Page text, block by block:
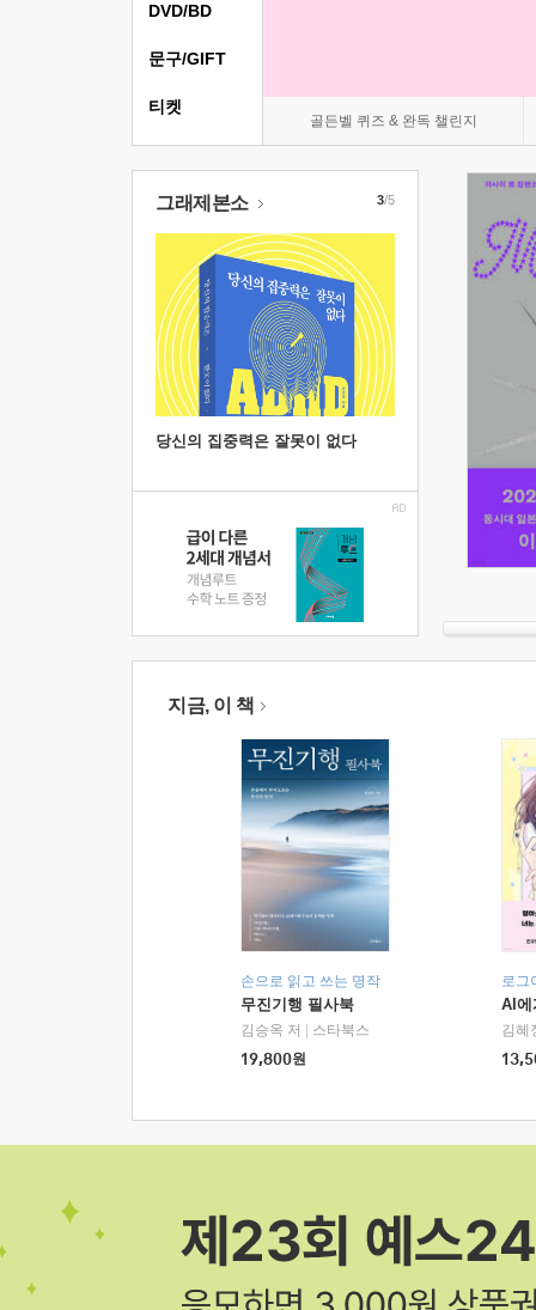
골든벨 퀴즈 & 완독 챌린지
DVD/BD
문구/GIFT
티켓
그래제본소
당신의 집중력은 잘못이 없다
3/5
지금, 이 책
손으로 읽고 쓰는 명작
무진기행 필사북
김승옥 저
스타북스
19,800원
로그
AI에
김혜